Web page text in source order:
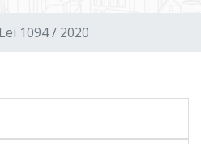
Lei 1094 / 2020